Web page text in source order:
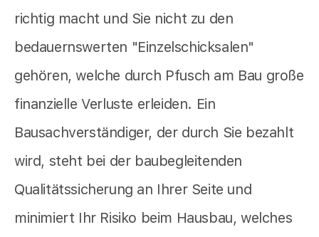
richtig macht und Sie nicht zu den
bedauernswerten "Einzelschicksalen"
gehören, welche durch Pfusch am Bau große
finanzielle Verluste erleiden. Ein
Bausachverständiger, der durch Sie bezahlt
wird, steht bei der baubegleitenden
Qualitätssicherung an Ihrer Seite und
minimiert Ihr Risiko beim Hausbau, welches